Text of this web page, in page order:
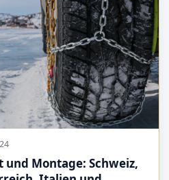
Montage: Schweiz,